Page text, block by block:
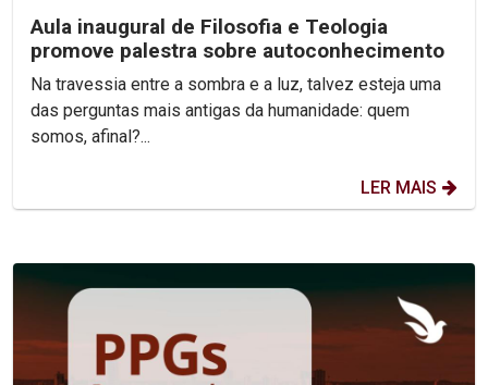
Aula inaugural de Filosofia e Teologia
promove palestra sobre autoconhecimento
Na travessia entre a sombra e a luz, talvez esteja uma
das perguntas mais antigas da humanidade: quem
somos, afinal?...
LER MAIS